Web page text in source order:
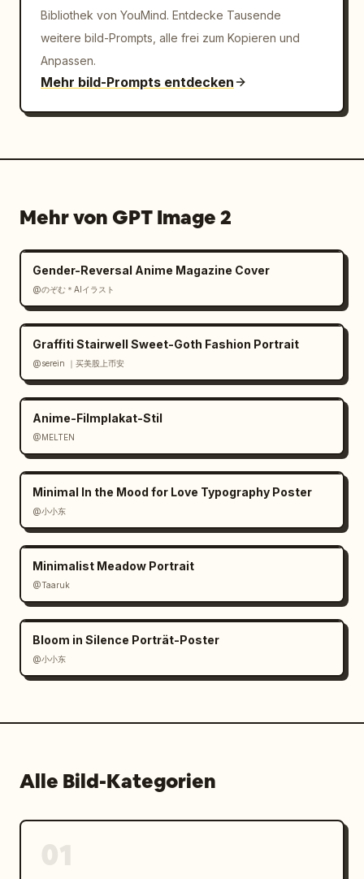
Bibliothek von YouMind. Entdecke Tausende
weitere bild-Prompts, alle frei zum Kopieren und
Anpassen.
Mehr bild-Prompts entdecken
Mehr von GPT Image 2
Gender-Reversal Anime Magazine Cover
@のぞむ＊AIイラスト
Graffiti Stairwell Sweet-Goth Fashion Portrait
@serein ｜买美股上币安
Anime-Filmplakat-Stil
@MELTEN
Minimal In the Mood for Love Typography Poster
@小小东
Minimalist Meadow Portrait
@Taaruk
Bloom in Silence Porträt-Poster
@小小东
Alle Bild-Kategorien